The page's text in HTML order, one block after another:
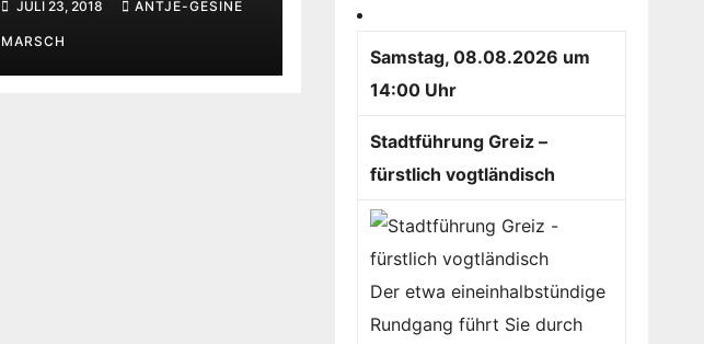
weitesten
JULI 23, 2018 ANTJE-GESINE
MARSCH
Samstag, 08.08.2026 um
14:00 Uhr
Stadtführung Greiz –
fürstlich vogtländisch
Der etwa eineinhalbstündige
Rundgang führt Sie durch